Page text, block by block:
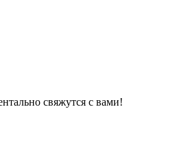
свяжутся с вами!